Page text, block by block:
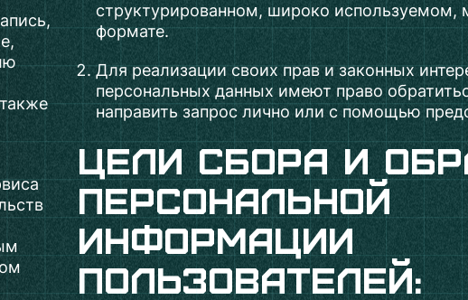
структурированном, широко используемом,
формате.
Для реализации своих прав и законных
персональных данных имеют право
направить запрос лично или с помощью
Цели сбора и
персональной
информации
пользователей: